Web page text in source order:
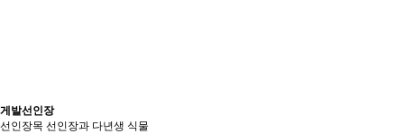
게발선인장
선인장목 선인장과 다년생 식물